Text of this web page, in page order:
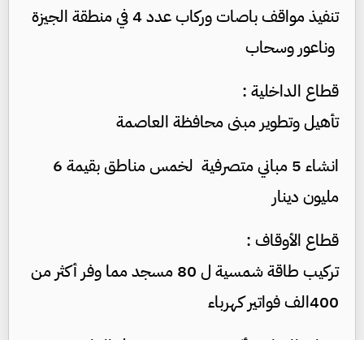
تنفيذ مواقف باصات وركاب عدد 4 في منطقة الجيزة
وناعور وسحاب
قطاع الداخلية :
تأهيل وتطوير مبنى محافظة العاصمة
انشاء 5 مباني متصرفية لخمس مناطق بقيمة 6
مليون دينار
قطاع الأوقاف :
تركيب طاقة شمسية ل 80 مسجد مما وفر أكثر من
400الف فواتير كهرباء